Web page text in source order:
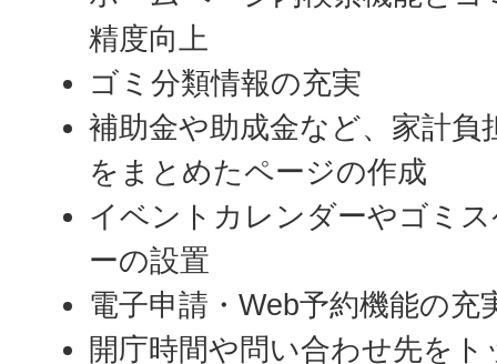
精度向上
ゴミ分類情報の充実
補助金や助成金など、家計負
をまとめたページの作成
イベントカレンダーやゴミ
ーの設置
電子申請・Web予約機能の充
開庁時間や問い合わせ先を